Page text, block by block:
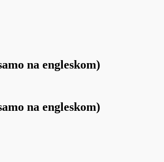
na engleskom)
na engleskom)